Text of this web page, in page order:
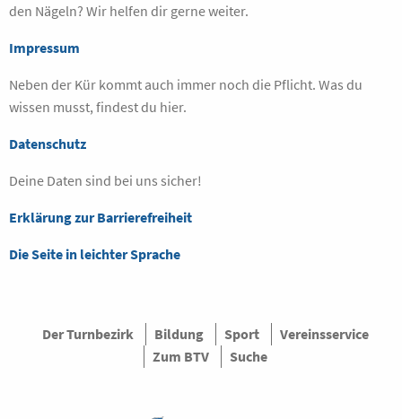
den Nägeln? Wir helfen dir gerne weiter.
Impressum
Neben der Kür kommt auch immer noch die Pflicht. Was du
wissen musst, findest du hier.
Datenschutz
Deine Daten sind bei uns sicher!
Erklärung zur Barrierefreiheit
Die Seite in leichter Sprache
Der Turnbezirk Bildung Sport
Vereinsservice
Zum BTV
Suche